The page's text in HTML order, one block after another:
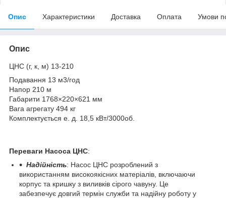
Опис Характеристики Доставка Оплата Умови
Опис
ЦНС (г, к, м) 13-210
Подавання 13 м3/год
Напор 210 м
Габарити 1768×220×621 мм
Вага агрегату 494 кг
Комплектується е. д. 18,5 кВт/3000об.
Переваги Насоса ЦНС:
Надійність: Насос ЦНС розроблений з
використанням високоякісних матеріалів, включаючи
корпус та кришку з виливків сірого чавуну. Це
забезпечує довгий термін служби та надійну роботу у